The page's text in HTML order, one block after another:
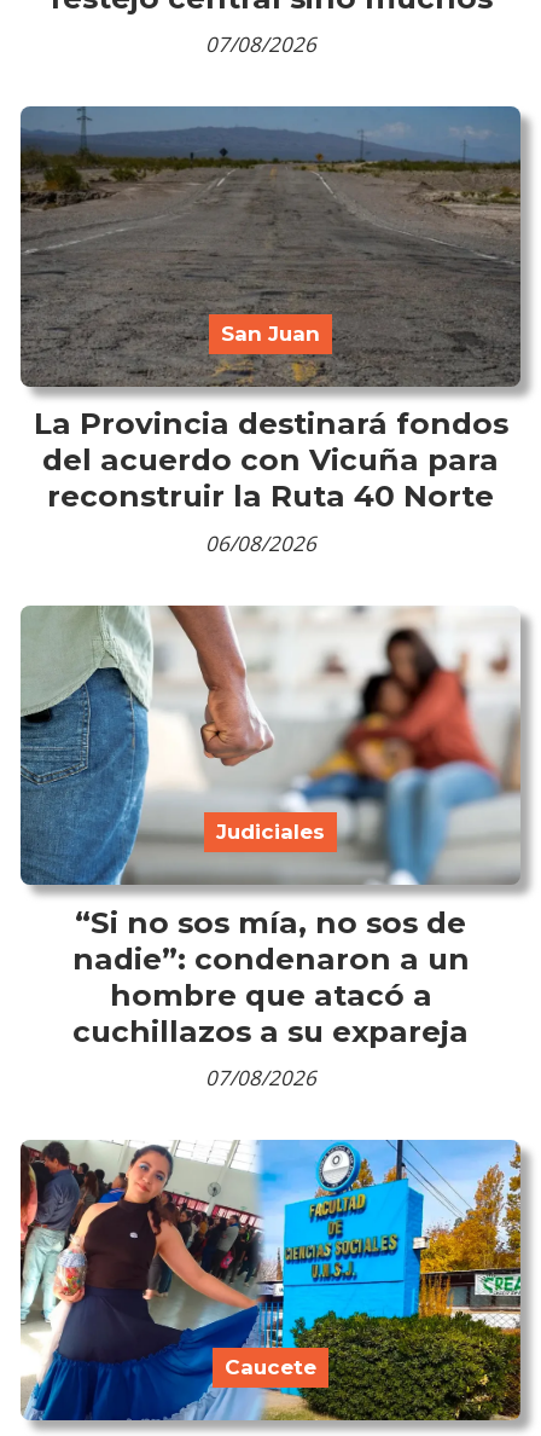
07/08/2026
La Provincia destinará fondos
del acuerdo con Vicuña para
reconstruir la Ruta 40 Norte
San Juan
06/08/2026
“Si no sos mía, no sos de
nadie”: condenaron a un
hombre que atacó a
cuchillazos a su expareja
Judiciales
07/08/2026
Caucete